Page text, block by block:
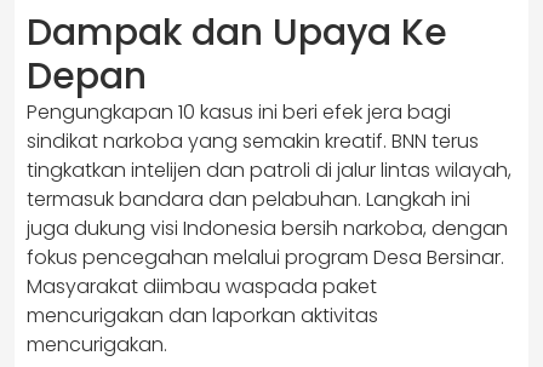
Dampak dan Upaya Ke
Depan
Pengungkapan 10 kasus ini beri efek jera bagi
sindikat narkoba yang semakin kreatif. BNN terus
tingkatkan intelijen dan patroli di jalur lintas wilayah,
termasuk bandara dan pelabuhan. Langkah ini
juga dukung visi Indonesia bersih narkoba, dengan
fokus pencegahan melalui program Desa Bersinar.
Masyarakat diimbau waspada paket
mencurigakan dan laporkan aktivitas
mencurigakan.